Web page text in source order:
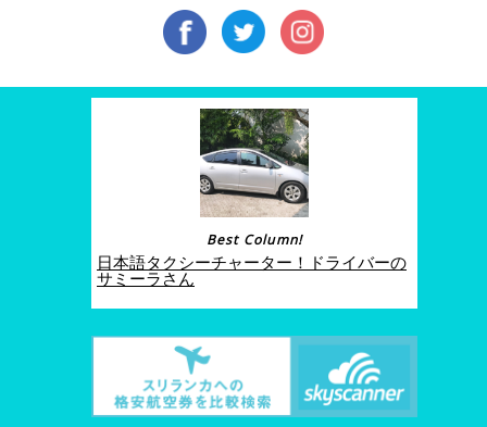
Best Column!
日本語タクシーチャーター！ドライバーの
サミーラさん